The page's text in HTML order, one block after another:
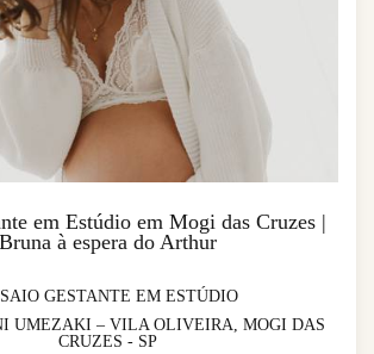
em Estúdio em Mogi das Cruzes |
Bruna à espera do Arthur
GESTANTE EM ESTÚDIO
UMEZAKI – VILA OLIVEIRA, MOGI DAS
CRUZES - SP